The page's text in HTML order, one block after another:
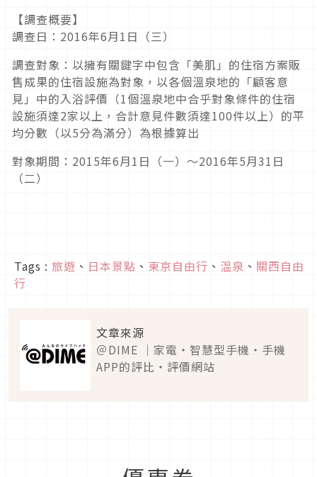
【調查概要】
調查日：2016年6月1日（三）
調查對象：以擁有關鍵字中包含「美肌」的住宿方案販
售成果的住宿設施為對象，以各個溫泉地的「顧客意
見」中的入浴評價（1個溫泉地中合乎對象條件的住宿
設施須達2家以上，合計意見件數須達100件以上）的平
均分數（以5分為滿分）為根據算出
對象期間：2015年6月1日（一）～2016年5月31日
（二）
Tags : 旅遊 、 日本景點 、 東京自由行 、 温泉 、 關西自由
行
文章來源
＠DIME ｜家電・智慧型手機・手機
APP的評比・評價網站